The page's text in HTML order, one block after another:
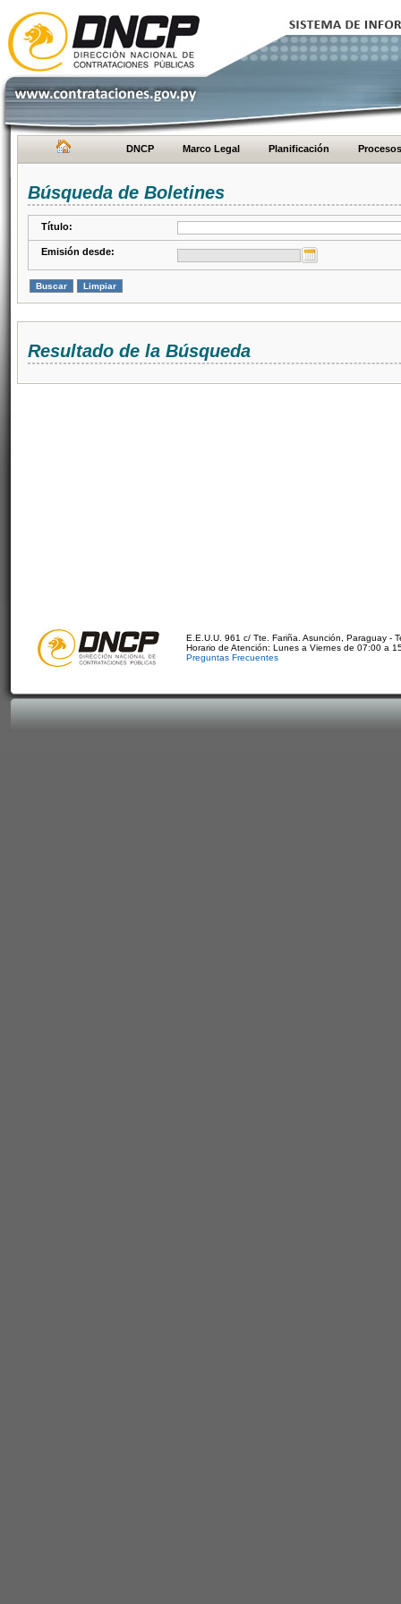
DNCP Marco Legal Planificación Procesos
Búsqueda de Boletines
Título:
Emisión desde:
Resultado de la Búsqueda
E.E.U.U. 961 c/ Tte. Fariña. Asunción, Paraguay -
Horario de Atención: Lunes a Viernes de 07:00 a
Preguntas Frecuentes